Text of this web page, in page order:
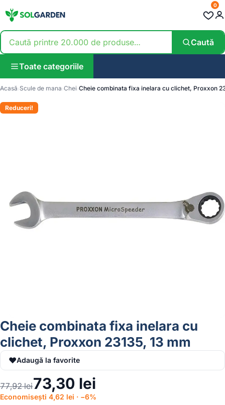
Caută
0
Toate categoriile
Acasă Scule de mana Chei Cheie combinata fixa inelara cu clichet, Proxxon
Reduceri!
Cheie combinata fixa inelara cu
clichet, Proxxon 23135, 13 mm
♥Adaugă la favorite
77,92lei73,30 lei
Economisești 4,62 lei · −6%